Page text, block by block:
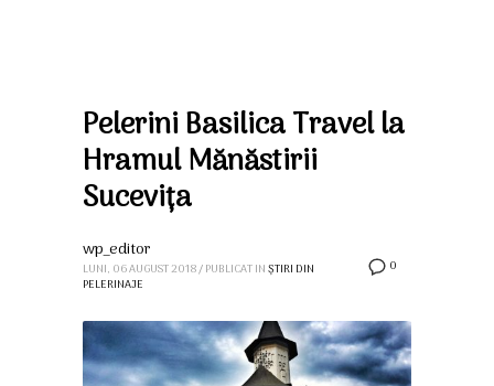
Pelerini Basilica Travel la
Hramul Mănăstirii
Sucevița
0
wp_editor
LUNI, 06 AUGUST 2018/PUBLICAT INȘTIRI DIN
PELERINAJE